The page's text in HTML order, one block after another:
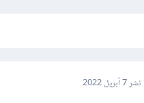
نشر7 أبريل 2022